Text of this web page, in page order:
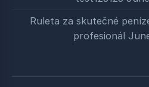
Ruleta za skutečné
profesionál